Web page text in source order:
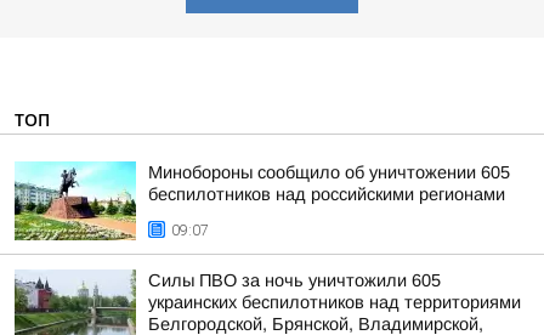
ТОП
Минобороны сообщило об уничтожении 605
беспилотников над российскими регионами
09:07
Силы ПВО за ночь уничтожили 605
украинских беспилотников над территориями
Белгородской, Брянской, Владимирской,